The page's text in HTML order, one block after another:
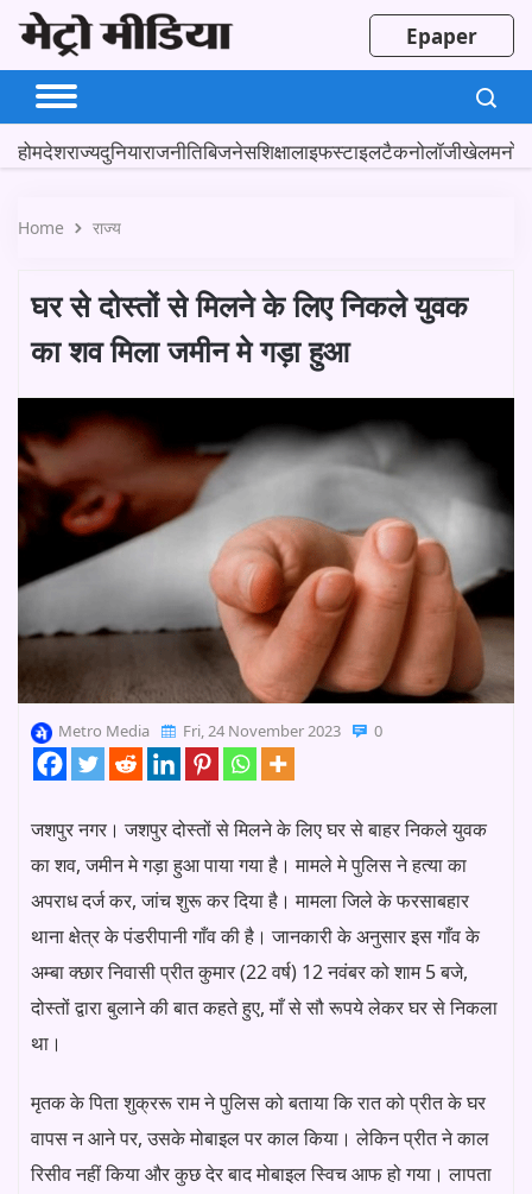
Epaper
होमदेशराज्यदुनियाराजनीतिबिजनेसशिक्षालाइफस्टाइलटैकनोलॉजीखेल
Home राज्य
घर से दोस्तों से मिलने के लिए निकले युवक
का शव मिला जमीन मे गड़ा हुआ
Metro Media Fri, 24 November 2023 0
जशपुर नगर। जशपुर दोस्तों से मिलने के लिए घर से बाहर निकले युवक
का शव, जमीन मे गड़ा हुआ पाया गया है। मामले मे पुलिस ने हत्या का
अपराध दर्ज कर, जांच शुरू कर दिया है। मामला जिले के फरसाबहार
थाना क्षेत्र के पंडरीपानी गाँव की है। जानकारी के अनुसार इस गाँव के
अम्बा क्छार निवासी प्रीत कुमार (22 वर्ष) 12 नवंबर को शाम 5 बजे,
दोस्तों द्वारा बुलाने की बात कहते हुए, माँ से सौ रूपये लेकर घर से निकला
था।
मृतक के पिता शुक्ररू राम ने पुलिस को बताया कि रात को प्रीत के घर
वापस न आने पर, उसके मोबाइल पर काल किया। लेकिन प्रीत ने काल
रिसीव नहीं किया और कुछ देर बाद मोबाइल स्विच आफ हो गया। लापता